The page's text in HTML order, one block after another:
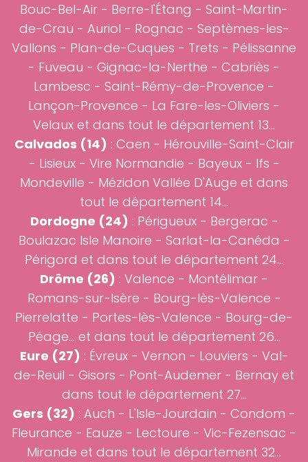
Bouc-Bel-Air - Berre-l'Étang - Saint-Martin-
de-Crau - Auriol - Rognac - Septèmes-les-
Vallons - Plan-de-Cuques - Trets - Pélissanne
- Fuveau - Gignac-la-Nerthe - Cabriès -
Lambesc - Saint-Rémy-de-Provence -
Lançon-Provence - La Fare-les-Oliviers -
Velaux et dans tout le département 13...
Calvados (14) : Caen - Hérouville-Saint-Clair
- Lisieux- Vire Normandie - Bayeux- Ifs -
Mondeville - Mézidon Vallée D'Auge et dans
tout le département 14...
Dordogne (24) : Périgueux - Bergerac -
Boulazac Isle Manoire - Sarlat-la-Canéda -
Périgord et dans tout le département 24...
Drôme (26) : Valence - Montélimar -
Romans-sur-Isère - Bourg-lès-Valence -
Pierrelatte - Portes-lès-Valence - Bourg-de-
Péage... et dans tout le département 26...
Eure (27) : Évreux- Vernon - Louviers - Val-
de-Reuil - Gisors - Pont-Audemer - Bernay et
dans tout le département 27...
Gers (32) : Auch - L'Isle-Jourdain - Condom -
Fleurance - Eauze - Lectoure - Vic-Fezensac -
Mirande et dans tout le département 32...